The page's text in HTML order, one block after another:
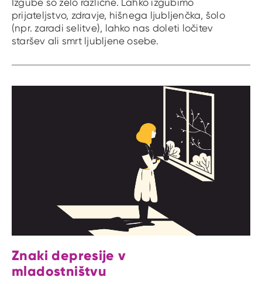
prijateljstvo, zdravje, hišnega ljubljenčka, šolo
(npr. zaradi selitve), lahko nas doleti ločitev
staršev ali smrt ljubljene osebe.
Znaki depresije v
mladostništvu